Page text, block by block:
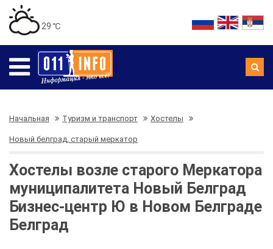
29 ℃
Начальная Туризм и транспорт Хостелы
Новый белград, старый меркатор
Хостелы возле старого Меркатора
муниципалитета Новый Белград
Бизнес-центр Ю в Новом Белграде
Белград